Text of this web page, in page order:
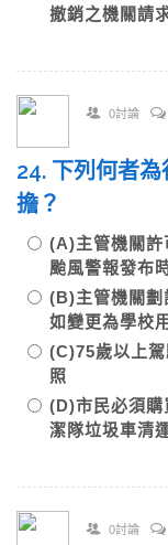
撤銷之機關請
0討論
24. 下列何者
擔？
(A)主管機關許
颱風警報發布
(B)主管機關劃
如變更為學校
(C)75歲以上
照
(D)市民必須購
潔隊垃圾車清
0討論